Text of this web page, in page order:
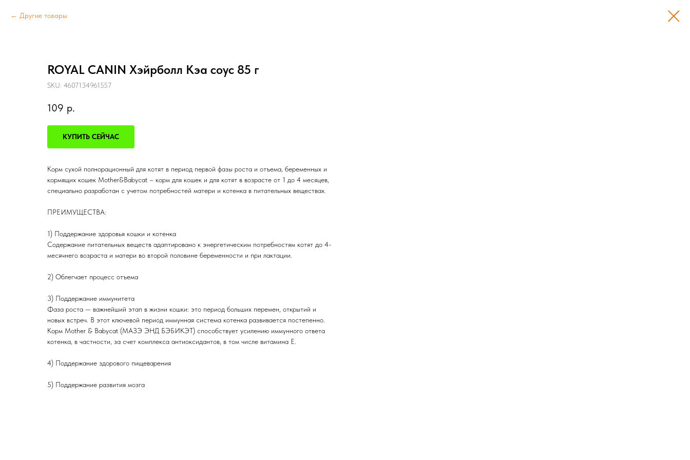
Другие товары
ROYAL CANIN Хэйрболл Кэа соус 85 г
SKU: 4607134961557
109 р.
КУПИТЬ СЕЙЧАС
Корм сухой полнорационный для котят в период первой фазы роста и отъема, беременных и
кормящих кошек Mother&Babycat – корм для кошек и для котят в возрасте от 1 до 4 месяцев,
специально разработан с учетом потребностей матери и котенка в питательных веществах.
ПРЕИМУЩЕСТВА:
1) Поддержание здоровья кошки и котенка
Содержание питательных веществ адаптировано к энергетическим потребностям котят до 4-
месячнего возраста и матери во второй половине беременности и при лактации.
2) Облегчает процесс отъема
3) Поддержание иммунитета
Фаза роста — важнейший этап в жизни кошки: это период больших перемен, открытий и
новых встреч. В этот ключевой период иммунная система котенка развивается постепенно.
Корм Mother & Babycat (МАЗЭ ЭНД БЭБИКЭТ) способствует усилению иммунного ответа
котенка, в частности, за счет комплекса антиоксидантов, в том числе витамина Е.
4) Поддержание здорового пищеварения
5) Поддержание развития мозга